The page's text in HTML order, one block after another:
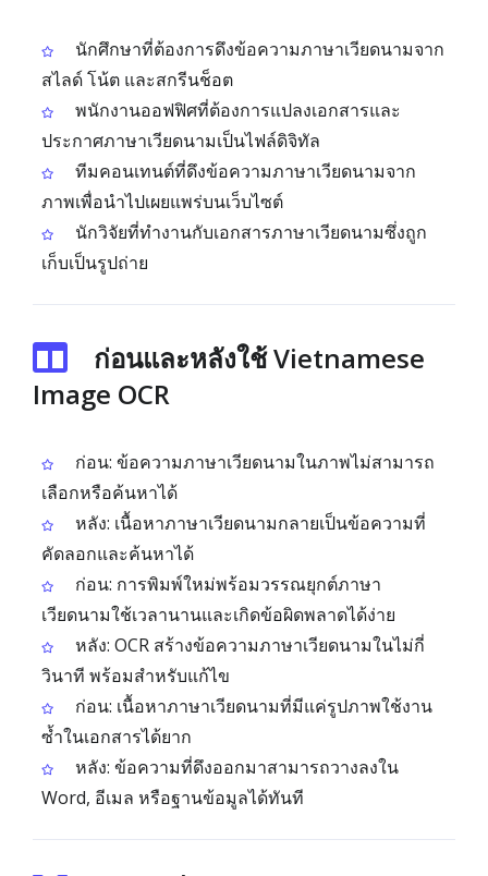
นักศึกษาที่ต้องการดึงข้อความภาษาเวียดนามจาก
สไลด์ โน้ต และสกรีนช็อต
พนักงานออฟฟิศที่ต้องการแปลงเอกสารและ
ประกาศภาษาเวียดนามเป็นไฟล์ดิจิทัล
ทีมคอนเทนต์ที่ดึงข้อความภาษาเวียดนามจาก
ภาพเพื่อนำไปเผยแพร่บนเว็บไซต์
นักวิจัยที่ทำงานกับเอกสารภาษาเวียดนามซึ่งถูก
เก็บเป็นรูปถ่าย
ก่อนและหลังใช้ Vietnamese
Image OCR
ก่อน: ข้อความภาษาเวียดนามในภาพไม่สามารถ
เลือกหรือค้นหาได้
หลัง: เนื้อหาภาษาเวียดนามกลายเป็นข้อความที่
คัดลอกและค้นหาได้
ก่อน: การพิมพ์ใหม่พร้อมวรรณยุกต์ภาษา
เวียดนามใช้เวลานานและเกิดข้อผิดพลาดได้ง่าย
หลัง: OCR สร้างข้อความภาษาเวียดนามในไม่กี่
วินาที พร้อมสำหรับแก้ไข
ก่อน: เนื้อหาภาษาเวียดนามที่มีแค่รูปภาพใช้งาน
ซ้ำในเอกสารได้ยาก
หลัง: ข้อความที่ดึงออกมาสามารถวางลงใน
Word, อีเมล หรือฐานข้อมูลได้ทันที